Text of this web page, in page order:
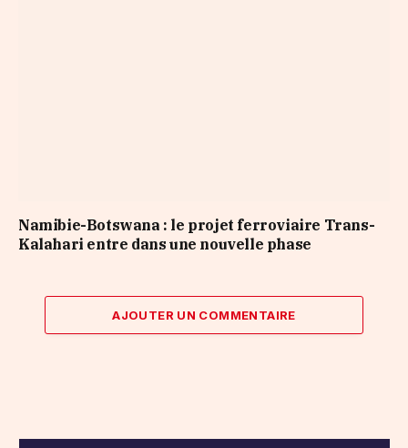
Namibie-Botswana : le projet ferroviaire Trans-
Kalahari entre dans une nouvelle phase
AJOUTER UN COMMENTAIRE